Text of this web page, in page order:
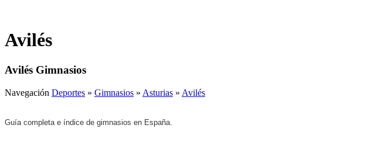
Avilés
Avilés Gimnasios
Navegación Deportes » Gimnasios » Asturias » Avilés
Guía completa e índice de gimnasios en España.